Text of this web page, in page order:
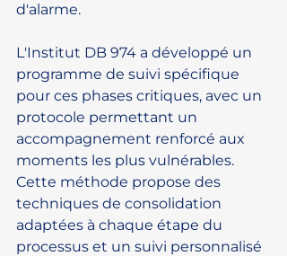
d'alarme.
L'Institut DB 974 a développé un
programme de suivi spécifique
pour ces phases critiques, avec un
protocole permettant un
accompagnement renforcé aux
moments les plus vulnérables.
Cette méthode propose des
techniques de consolidation
adaptées à chaque étape du
processus et un suivi personnalisé